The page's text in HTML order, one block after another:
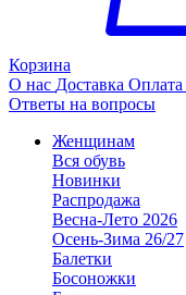
Корзина
О нас Доставка Оплата
Ответы на вопросы
Женщинам
Вся обувь
Новинки
Распродажа
Весна-Лето 2026
Осень-Зима 26/27
Балетки
Босоножки